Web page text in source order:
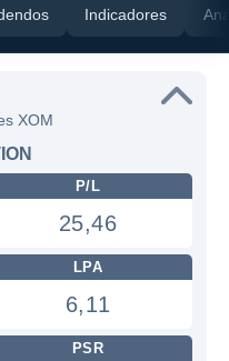
Indicadores
XOM
P/L
25,46
LPA
6,11
PSR